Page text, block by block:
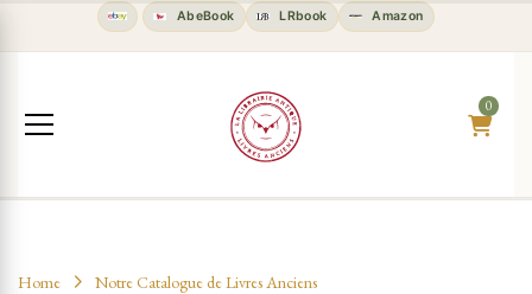
AbeBook LRbook Amazon
0
Home Notre Catalogue de Livres Anciens